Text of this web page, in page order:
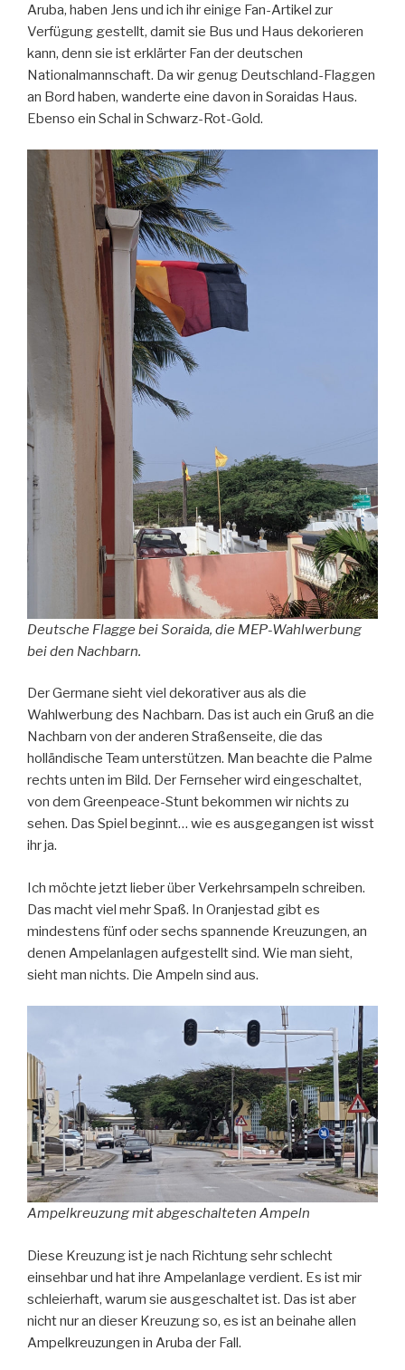
Aruba, haben Jens und ich ihr einige Fan-Artikel zur
Verfügung gestellt, damit sie Bus und Haus dekorieren
kann, denn sie ist erklärter Fan der deutschen
Nationalmannschaft. Da wir genug Deutschland-Flaggen
an Bord haben, wanderte eine davon in Soraidas Haus.
Ebenso ein Schal in Schwarz-Rot-Gold.
Deutsche Flagge bei Soraida, die MEP-Wahlwerbung
bei den Nachbarn.
Der Germane sieht viel dekorativer aus als die
Wahlwerbung des Nachbarn. Das ist auch ein Gruß an die
Nachbarn von der anderen Straßenseite, die das
holländische Team unterstützen. Man beachte die Palme
rechts unten im Bild. Der Fernseher wird eingeschaltet,
von dem Greenpeace-Stunt bekommen wir nichts zu
sehen. Das Spiel beginnt… wie es ausgegangen ist wisst
ihr ja.
Ich möchte jetzt lieber über Verkehrsampeln schreiben.
Das macht viel mehr Spaß. In Oranjestad gibt es
mindestens fünf oder sechs spannende Kreuzungen, an
denen Ampelanlagen aufgestellt sind. Wie man sieht,
sieht man nichts. Die Ampeln sind aus.
Ampelkreuzung mit abgeschalteten Ampeln
Diese Kreuzung ist je nach Richtung sehr schlecht
einsehbar und hat ihre Ampelanlage verdient. Es ist mir
schleierhaft, warum sie ausgeschaltet ist. Das ist aber
nicht nur an dieser Kreuzung so, es ist an beinahe allen
Ampelkreuzungen in Aruba der Fall.